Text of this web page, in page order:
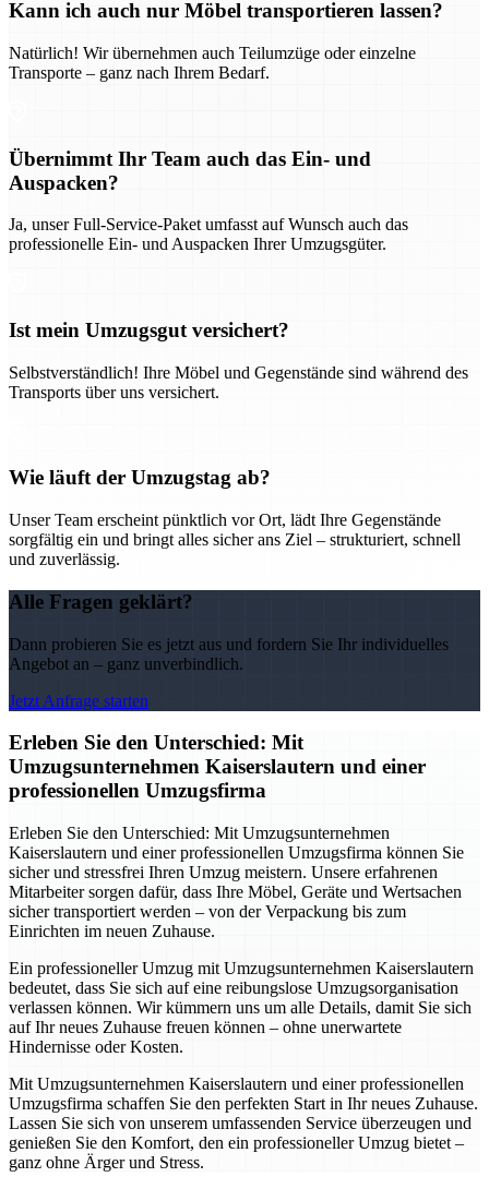
Kann ich auch nur Möbel transportieren lassen?
Natürlich! Wir übernehmen auch Teilumzüge oder einzelne
Transporte – ganz nach Ihrem Bedarf.
Übernimmt Ihr Team auch das Ein- und
Auspacken?
Ja, unser Full-Service-Paket umfasst auf Wunsch auch das
professionelle Ein- und Auspacken Ihrer Umzugsgüter.
Ist mein Umzugsgut versichert?
Selbstverständlich! Ihre Möbel und Gegenstände sind während des
Transports über uns versichert.
Wie läuft der Umzugstag ab?
Unser Team erscheint pünktlich vor Ort, lädt Ihre Gegenstände
sorgfältig ein und bringt alles sicher ans Ziel – strukturiert, schnell
und zuverlässig.
Alle Fragen geklärt?
Dann probieren Sie es jetzt aus und fordern Sie Ihr individuelles
Angebot an – ganz unverbindlich.
Jetzt Anfrage starten
Erleben Sie den Unterschied: Mit
Umzugsunternehmen Kaiserslautern und einer
professionellen Umzugsfirma
Erleben Sie den Unterschied: Mit Umzugsunternehmen
Kaiserslautern und einer professionellen Umzugsfirma können Sie
sicher und stressfrei Ihren Umzug meistern. Unsere erfahrenen
Mitarbeiter sorgen dafür, dass Ihre Möbel, Geräte und Wertsachen
sicher transportiert werden – von der Verpackung bis zum
Einrichten im neuen Zuhause.
Ein professioneller Umzug mit Umzugsunternehmen Kaiserslautern
bedeutet, dass Sie sich auf eine reibungslose Umzugsorganisation
verlassen können. Wir kümmern uns um alle Details, damit Sie sich
auf Ihr neues Zuhause freuen können – ohne unerwartete
Hindernisse oder Kosten.
Mit Umzugsunternehmen Kaiserslautern und einer professionellen
Umzugsfirma schaffen Sie den perfekten Start in Ihr neues Zuhause.
Lassen Sie sich von unserem umfassenden Service überzeugen und
genießen Sie den Komfort, den ein professioneller Umzug bietet –
ganz ohne Ärger und Stress.